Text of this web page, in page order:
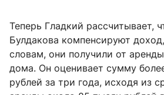
Теперь Гладкий рассчитывает,
Булдакова компенсируют
словам, они получили от
дома. Он оценивает сумму
рублей за три года, исходя из